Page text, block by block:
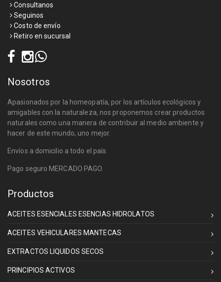
Consultanos
Seguinos
Costo de envío
Retiro en sucursal
Nosotros
Apasionados por la homeopatía, por los artículos ecológicos y
amigables con la naturaleza, nos proponemos crear productos
naturales como una manera de contribuir al medio ambiente y
hacer de este mundo, uno mejor.
Envíos a domicilio a todo el país.
Pago seguro MERCADO PAGO.
Productos
ACEITES ESENCIALES ESENCIAS HIDROLATOS
ACEITES VEHICULARES MANTECAS
EXTRACTOS LIQUIDOS SECOS
PRINCIPIOS ACTIVOS